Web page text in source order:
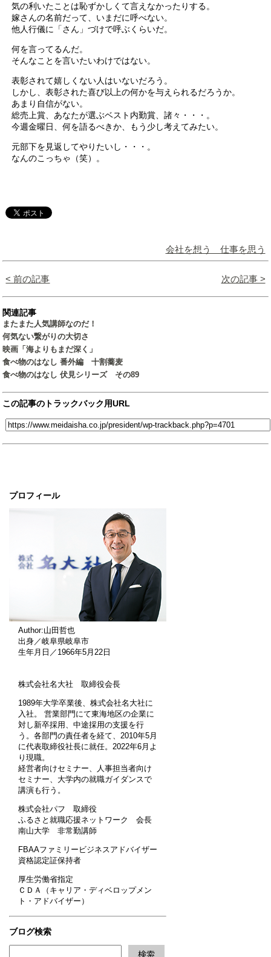
プロフィール
Author:山田哲也
出身／岐阜県岐阜市
生年月日／1966年5月22日
株式会社名大社 取締役会長
1989年大学卒業後、株式会社名大社に
入社。 営業部門にて東海地区の企業に
対し新卒採用、中途採用の支援を行
う。各部門の責任者を経て、2010年5月
に代表取締役社長に就任。2022年6月よ
り現職。
経営者向けセミナー、人事担当者向け
セミナー、大学内の就職ガイダンスで
講演も行う。
株式会社パフ 取締役
ふるさと就職応援ネットワーク 会長
南山大学 非常勤講師
FBAAファミリービジネスアドバイザー
資格認定証保持者
厚生労働省指定
ＣＤＡ（キャリア・ディベロップメン
ト・アドバイザー）
ブログ検索
気の利いたことは恥ずかしくて言えなかったりする。
嫁さんの名前だって、いまだに呼べない。
他人行儀に「さん」づけで呼ぶくらいだ。
何を言ってるんだ。
そんなことを言いたいわけではない。
表彰されて嬉しくない人はいないだろう。
しかし、表彰された喜び以上の何かを与えられるだろうか。
あまり自信がない。
総売上賞、あなたが選ぶベスト内勤賞、諸々・・・。
今週金曜日、何を語るべきか、もう少し考えてみたい。
元部下を見返してやりたいし・・・。
なんのこっちゃ（笑）。
会社を想う 仕事を思う
< 前の記事 次の記事 >
関連記事
またまた人気講師なのだ！
何気ない繋がりの大切さ
映画「海よりもまだ深く」
食べ物のはなし 番外編 十割蕎麦
食べ物のはなし 伏見シリーズ その89
この記事のトラックバック用URL